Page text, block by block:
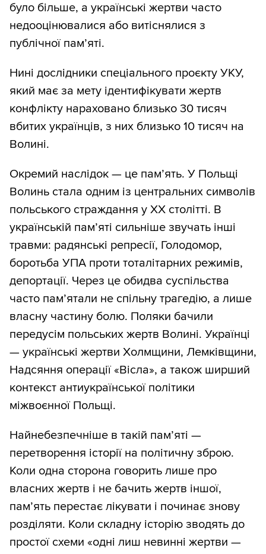
було більше, а українські жертви часто
недооцінювалися або витіснялися з
публічної пам’яті.
Нині дослідники спеціального проєкту УКУ,
який має за мету ідентифікувати жертв
конфлікту нараховано близько 30 тисяч
вбитих українців, з них близько 10 тисяч на
Волині.
Окремий наслідок — це пам’ять. У Польщі
Волинь стала одним із центральних символів
польського страждання у XX столітті. В
українській пам’яті сильніше звучать інші
травми: радянські репресії, Голодомор,
боротьба УПА проти тоталітарних режимів,
депортації. Через це обидва суспільства
часто пам’ятали не спільну трагедію, а лише
власну частину болю. Поляки бачили
передусім польських жертв Волині. Українці
— українські жертви Холмщини, Лемківщини,
Надсяння операції «Вісла», а також ширший
контекст антиукраїнської політики
міжвоєнної Польщі.
Найнебезпечніше в такій пам’яті —
перетворення історії на політичну зброю.
Коли одна сторона говорить лише про
власних жертв і не бачить жертв іншої,
пам’ять перестає лікувати і починає знову
розділяти. Коли складну історію зводять до
простої схеми «одні лиш невинні жертви —